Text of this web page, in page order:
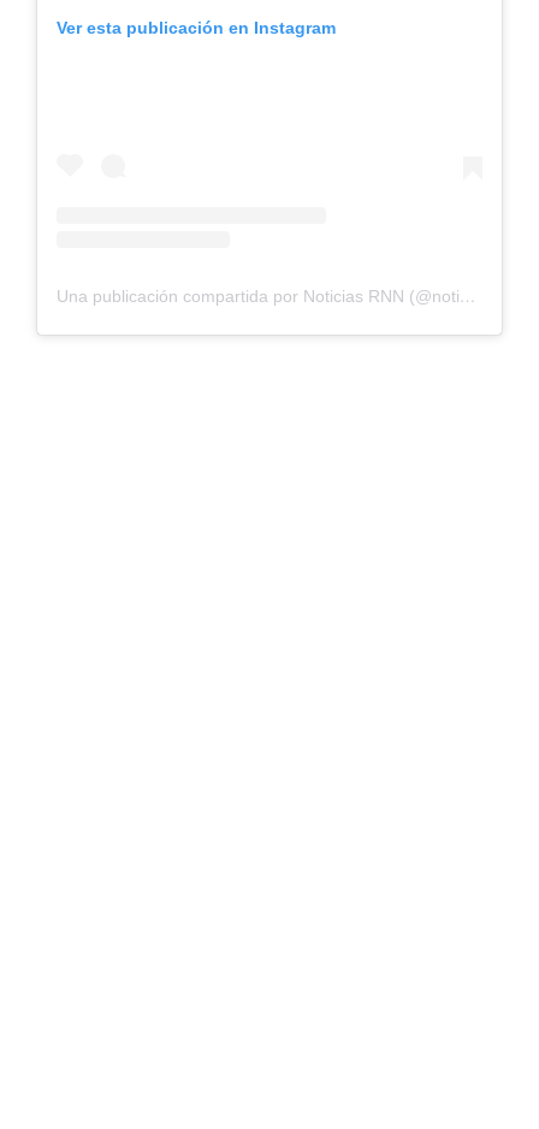
Ver esta publicación en Instagram
Una publicación compartida por Noticias RNN (@noticiasrnn)